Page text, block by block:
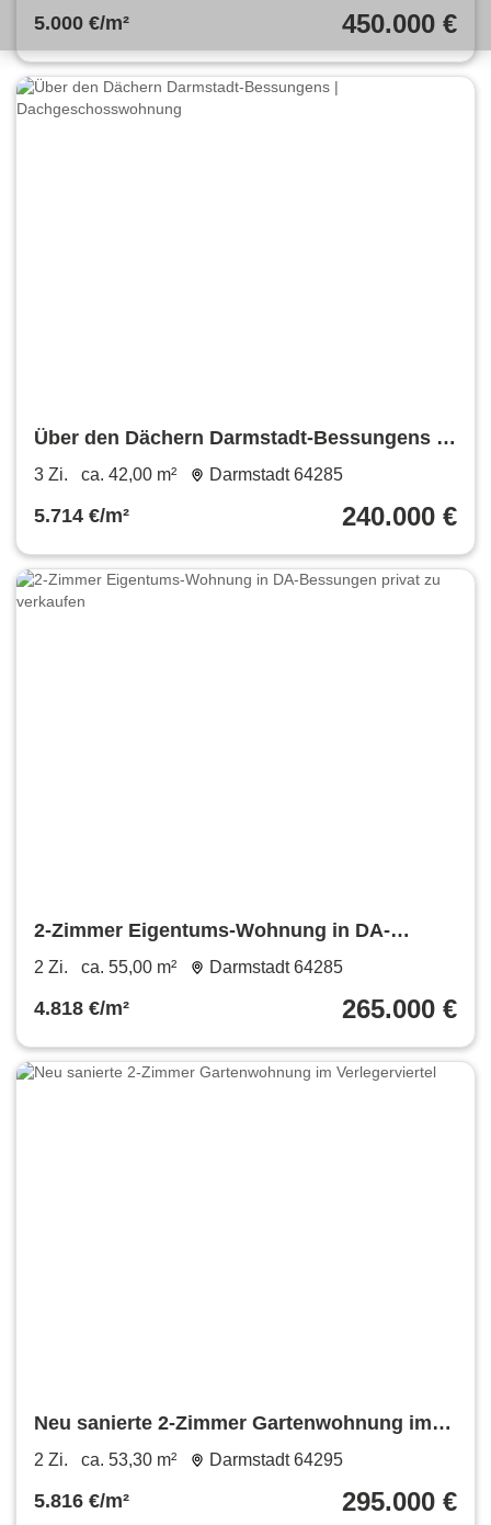
5.000 €/m² 450.000 €
Über den Dächern Darmstadt-Bessungens |
Dachgeschosswohnung
3 Zi. ca. 42,00 m² Darmstadt 64285
5.714 €/m² 240.000 €
2-Zimmer Eigentums-Wohnung in DA-
Bessungen privat zu verkaufen
2 Zi. ca. 55,00 m² Darmstadt 64285
4.818 €/m² 265.000 €
Neu sanierte 2-Zimmer Gartenwohnung im
Verlegerviertel
2 Zi. ca. 53,30 m² Darmstadt 64295
5.816 €/m² 295.000 €